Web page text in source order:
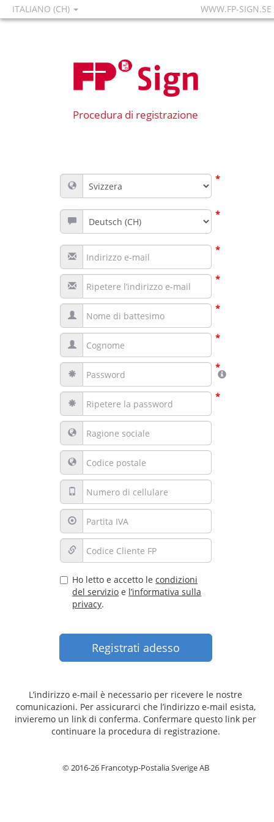
ITALIANO (CH) WWW.FP-SIGN.SE
Procedura di registrazione
*
*
*
*
*
*
*
*
Ho letto e accetto lecondizioni
del servizio e l’informativa sulla
privacy.
L’indirizzo e-mail è necessario per ricevere le nostre
comunicazioni. Per assicurarci che l’indirizzo e-mail esista,
invieremo un link di conferma. Confermare questo link per
continuare la procedura di registrazione.
© 2016-26 Francotyp-Postalia Sverige AB